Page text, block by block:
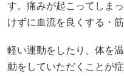
す。痛みが起こってしま
けずに血流を良くする・
軽い運動をしたり、体を
動をしていただくことが